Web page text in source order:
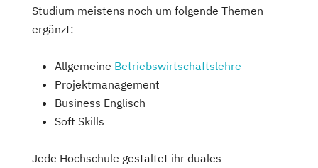
Studium meistens noch um folgende Themen
ergänzt:
Allgemeine Betriebswirtschaftslehre
Projektmanagement
Business Englisch
Soft Skills
Jede Hochschule gestaltet ihr duales